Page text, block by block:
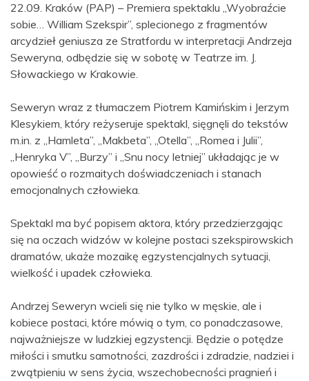
22.09. Kraków (PAP) – Premiera spektaklu „Wyobraźcie
sobie… William Szekspir”, splecionego z fragmentów
arcydzieł geniusza ze Stratfordu w interpretacji Andrzeja
Seweryna, odbędzie się w sobotę w Teatrze im. J.
Słowackiego w Krakowie.
Seweryn wraz z tłumaczem Piotrem Kamińskim i Jerzym
Klesykiem, który reżyseruje spektakl, sięgnęli do tekstów
m.in. z „Hamleta”, „Makbeta”, „Otella”, „Romea i Julii”,
„Henryka V”, „Burzy” i „Snu nocy letniej” układając je w
opowieść o rozmaitych doświadczeniach i stanach
emocjonalnych człowieka.
Spektakl ma być popisem aktora, który przedzierzgając
się na oczach widzów w kolejne postaci szekspirowskich
dramatów, ukaże mozaikę egzystencjalnych sytuacji,
wielkość i upadek człowieka.
Andrzej Seweryn wcieli się nie tylko w męskie, ale i
kobiece postaci, które mówią o tym, co ponadczasowe,
najważniejsze w ludzkiej egzystencji. Będzie o potędze
miłości i smutku samotności, zazdrości i zdradzie, nadziei i
zwątpieniu w sens życia, wszechobecności pragnień i